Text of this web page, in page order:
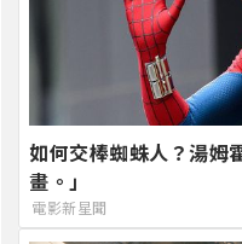
如何交棒蜘蛛人？湯姆
畫。」
電影新星聞